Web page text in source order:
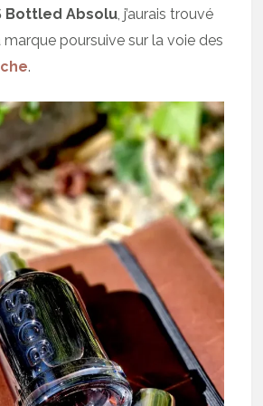
Bottled Absolu , j’aurais trouvé
poursuive sur la voie des
.